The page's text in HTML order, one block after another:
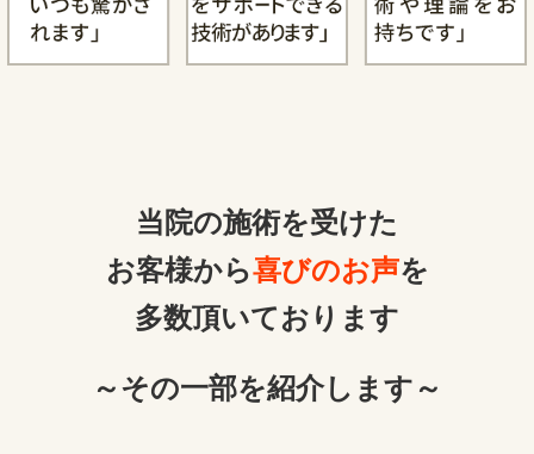
当院の施術を受けた
お客様から喜びのお声を
多数頂いております
～その一部を紹介します～